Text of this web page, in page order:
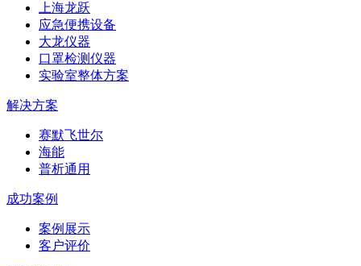
上海龙跃
应急便携设备
大龙仪器
口罩检测仪器
实验室整体方案
解决方案
赛默飞世尔
海能
普析通用
成功案例
案例展示
客户评价